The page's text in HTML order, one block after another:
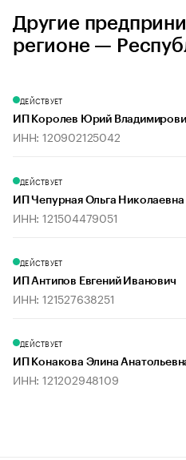
Другие
регионе —
ДЕЙСТВУЕТ
ИП Королев Юрий
ИНН: 120902125042
ДЕЙСТВУЕТ
ИП Чепурная Ольга Николаевна
ИНН: 121504479051
ДЕЙСТВУЕТ
ИП Антипов Евгений Иванович
ИНН: 121527638251
ДЕЙСТВУЕТ
ИП Конакова Элина
ИНН: 121202948109